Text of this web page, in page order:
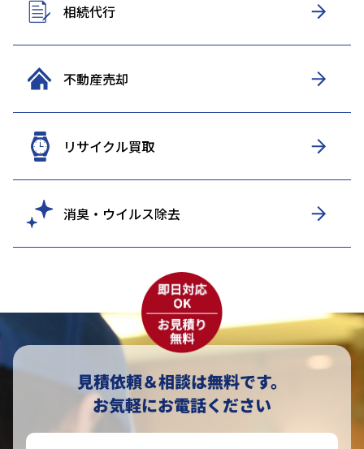
相続代行
不動産売却
リサイクル買取
消臭・ウイルス除去
見積依頼＆相談は無料です。
お気軽にお電話ください